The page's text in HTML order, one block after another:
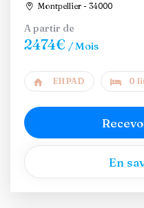
Montpellier - 34000
A partir de
2474€ / Mois
EHPAD 0
En